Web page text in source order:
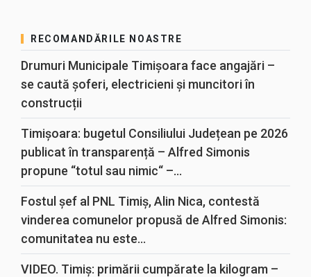
RECOMANDĂRILE NOASTRE
Drumuri Municipale Timișoara face angajări –
se caută șoferi, electricieni și muncitori în
construcții
Timișoara: bugetul Consiliului Județean pe 2026
publicat în transparență – Alfred Simonis
propune “totul sau nimic“ –...
Fostul șef al PNL Timiș, Alin Nica, contestă
vinderea comunelor propusă de Alfred Simonis:
comunitatea nu este...
VIDEO. Timiș: primării cumpărate la kilogram –